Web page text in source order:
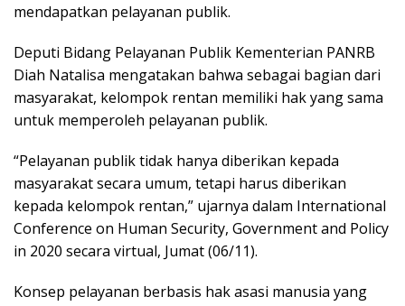
mendapatkan pelayanan publik.
Deputi Bidang Pelayanan Publik Kementerian PANRB
Diah Natalisa mengatakan bahwa sebagai bagian dari
masyarakat, kelompok rentan memiliki hak yang sama
untuk memperoleh pelayanan publik.
“Pelayanan publik tidak hanya diberikan kepada
masyarakat secara umum, tetapi harus diberikan
kepada kelompok rentan,” ujarnya dalam International
Conference on Human Security, Government and Policy
in 2020 secara virtual, Jumat (06/11).
Konsep pelayanan berbasis hak asasi manusia yang